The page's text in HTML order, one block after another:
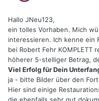
Hallo JNeu123,
ein tolles Vorhaben. Mich
interessieren. Ich kenne ein
bei Robert Fehr KOMPLETT
höherer 5-stelliger Betrag,
Viel Erfolg für Dein
ja - bitte Bilder über den
Hier sind einige